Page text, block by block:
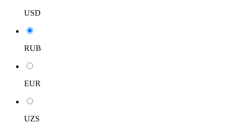
USD
RUB
EUR
UZS